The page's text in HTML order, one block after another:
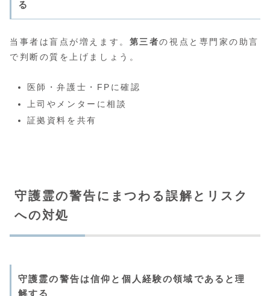
る
当事者は盲点が増えます。 第三者の視点と専門家の助言
で判断の質を上げましょう。
医師・弁護士・FPに確認
上司やメンターに相談
証拠資料を共有
守護霊の警告にまつわる誤解とリスク
への対処
守護霊の警告は信仰と個人経験の領域であると理
解する